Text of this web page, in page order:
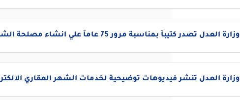
وزارة العدل تصدر كتيبآ بمناسبة مرور 75 عامآ علي انشاء مصلحة الشهر العقاري
وزارة العدل تنشر فيديوهات توضيحية لخدمات الشهر العقاري